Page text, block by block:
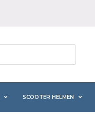
SCOOTER HELMEN